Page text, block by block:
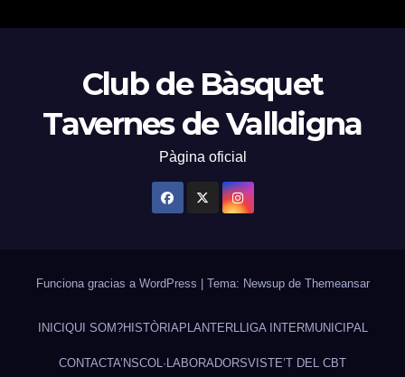
Club de Bàsquet
Tavernes de Valldigna
Pàgina oficial
Funciona gracias a WordPress Tema: Newsup de Themeansar
INICI QUI SOM?HISTÒRIA PLANTERLLIGA INTERMUNICIPAL
CONTACTA’NSCOL·LABORADORSVISTE’T DEL CBT